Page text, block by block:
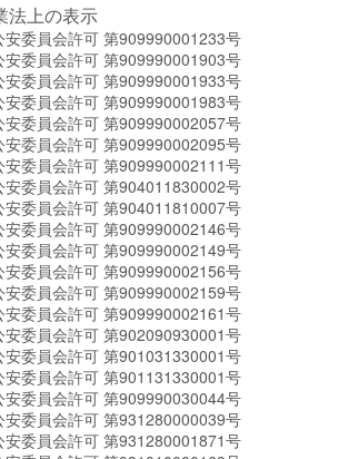
法上の表示
安委員会許可 第909990001233号
安委員会許可 第909990001903号
安委員会許可 第909990001933号
安委員会許可 第909990001983号
安委員会許可 第909990002057号
安委員会許可 第909990002095号
安委員会許可 第909990002111号
安委員会許可 第904011830002号
安委員会許可 第904011810007号
安委員会許可 第909990002146号
安委員会許可 第909990002149号
安委員会許可 第909990002156号
安委員会許可 第909990002159号
安委員会許可 第909990002161号
安委員会許可 第902090930001号
安委員会許可 第901031330001号
安委員会許可 第901131330001号
安委員会許可 第909990030044号
安委員会許可 第931280000039号
安委員会許可 第931280001871号